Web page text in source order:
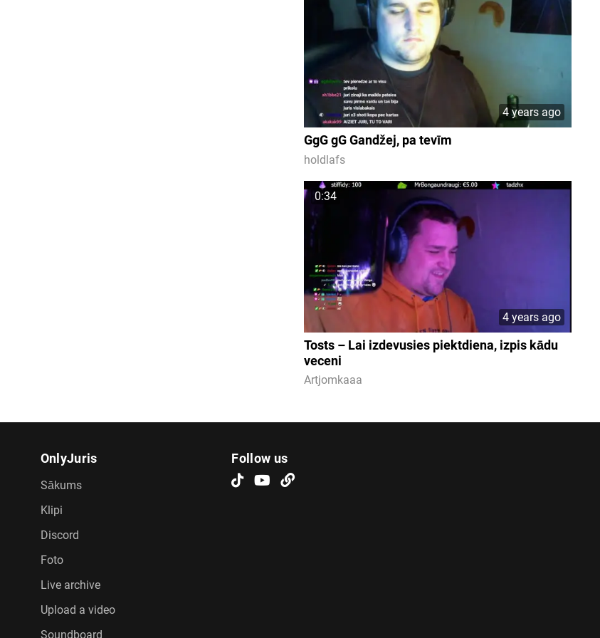
4 years ago
GgG gG Gandžej, pa tevīm
holdlafs
0:34
4 years ago
Tosts – Lai izdevusies piektdiena, izpis kādu
veceni
Artjomkaaa
OnlyJuris
Sākums
Klipi
Discord
Foto
Live archive
Upload a video
Soundboard
Follow us